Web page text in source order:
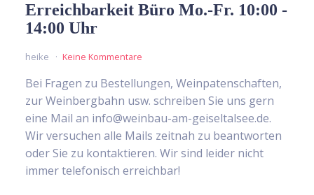
Erreichbarkeit Büro Mo.-Fr. 10:00 -
14:00 Uhr
heike Keine Kommentare
Bei Fragen zu Bestellungen, Weinpatenschaften,
zur Weinbergbahn usw. schreiben Sie uns gern
eine Mail an info@weinbau-am-geiseltalsee.de.
Wir versuchen alle Mails zeitnah zu beantworten
oder Sie zu kontaktieren. Wir sind leider nicht
immer telefonisch erreichbar!